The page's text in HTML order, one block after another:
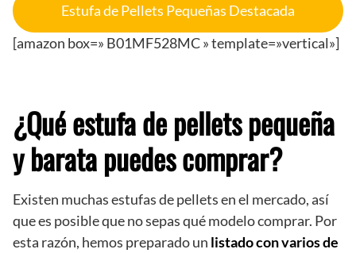
Estufa de Pellets Pequeñas Destacada
[amazon box=» B01MF528MC » template=»vertical»]
¿Qué estufa de pellets pequeña
y barata puedes comprar?
Existen muchas estufas de pellets en el mercado, así
que es posible que no sepas qué modelo comprar. Por
esta razón, hemos preparado un listado con varios de